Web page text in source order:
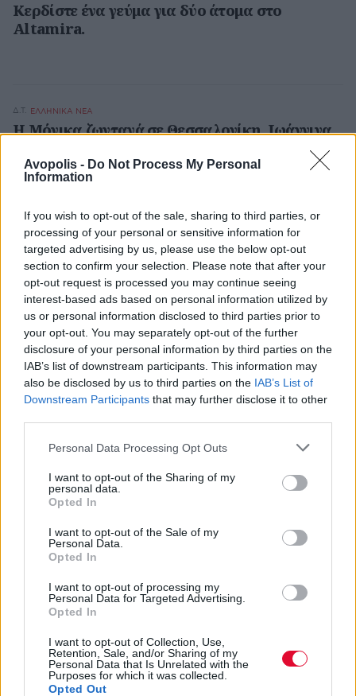
Avopolis - Do Not Process My Personal
Information
If you wish to opt-out of the sale, sharing to third parties, or
processing of your personal or sensitive information for
targeted advertising by us, please use the below opt-out
section to confirm your selection. Please note that after your
opt-out request is processed you may continue seeing
interest-based ads based on personal information utilized by
us or personal information disclosed to third parties prior to
your opt-out. You may separately opt-out of the further
disclosure of your personal information by third parties on the
IAB’s list of downstream participants. This information may
also be disclosed by us to third parties on the IAB’s List of
Downstream Participants that may further disclose it to other
Personal Data Processing Opt Outs
I want to opt-out of the Sharing of my
personal data.
Opted In
I want to opt-out of the Sale of my
Personal Data.
Opted In
I want to opt-out of processing my
Personal Data for Targeted Advertising.
Opted In
I want to opt-out of Collection, Use,
Retention, Sale, and/or Sharing of my
Personal Data that Is Unrelated with the
Purposes for which it was collected.
Opted Out
Κερδίστε ένα γεύμα για δύο άτομα στο
Altamira.
Δ.Τ. ΕΛΛΗΝΙΚΑ ΝΕΑ
H Mόνικα ζωντανά σε Θεσσαλονίκη, Ιωάννινα,
Δ.Τ. ΕΛΛΗΝΙΚΑ ΝΕΑ
Σταμάτης Κραουνάκης «55»: Πρεμιέρα 20
Νοεμβρίου στην Αθηναΐδα.
Δ.Τ. ΕΛΛΗΝΙΚΑ ΝΕΑ
1o Πάρτι Αγάπης: Η Εθελοντική Ομάδα
«Εκδρομή της Αγάπης» διοργανώνει την πρώτη
της εκδήλωση το Σάββατο 20 Νοεμβρίου στο
Roxy’s Club.
ΔΙΕΘΝΗ ΝΕΑ
The Avopolis Radio Show στη ραδιοφωνική
συχνότητα του “Στο Κόκκινο FM 105.5”.
Oι θρυλικοί GBH στην Ελλάδα! Η προπώληση
βρίσκεται σε εξέλιξη. Εξασφαλίστε εγκαίρως
τα εισιτήριά σας.